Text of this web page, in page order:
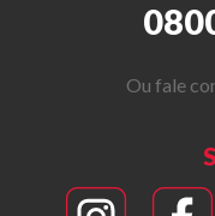
Ou fale